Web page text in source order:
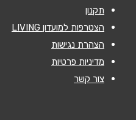
תקנון
הצטרפות למועדון LIVING
הצהרת נגישות
מדיניות פרטיות
צור קשר